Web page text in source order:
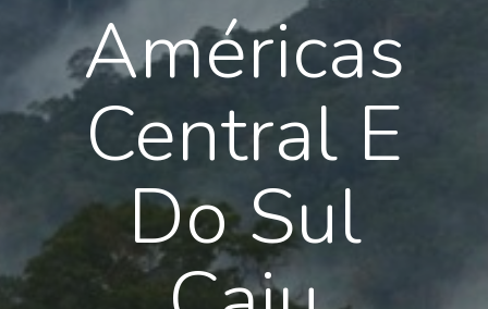
Américas
Central E
Do Sul